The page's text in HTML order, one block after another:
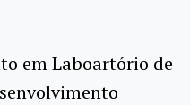
em Laboartório de